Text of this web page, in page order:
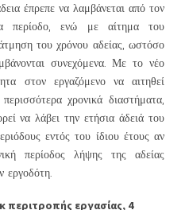
έπρεπε να λαμβάνεται από τον
περίοδο, ενώ με αίτημα του
του χρόνου αδείας, ωστόσο
συνεχόμενα. Με το νέο
στον εργαζόμενο να αιτηθεί
χρονικά διαστήματα,
να λάβει την ετήσια άδειά του
εντός του ίδιου έτους αν
περίοδος λήψης της αδείας
εργοδότη.
περιτροπής εργασίας, 4